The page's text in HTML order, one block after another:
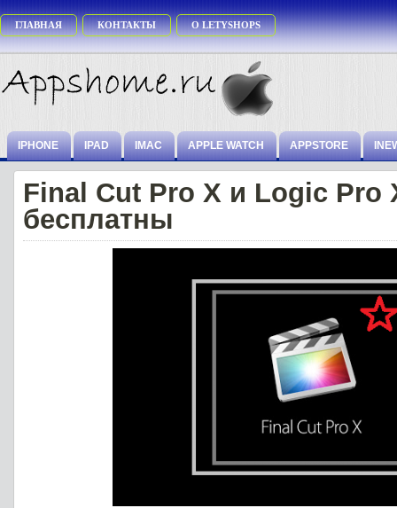
ГЛАВНАЯ КОНТАКТЫ О LETYSHOPS
IPHONE IPAD IMAC APPLE WATCH APPSTORE
Final Cut Pro X и Logic Pro
бесплатны